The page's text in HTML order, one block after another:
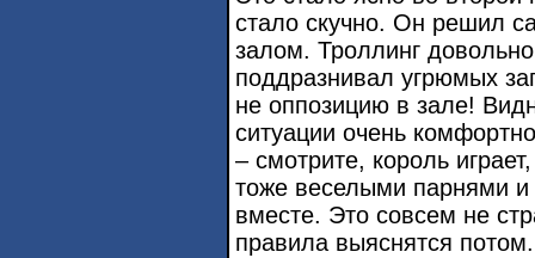
стало скучно. Он решил
залом. Троллинг
поддразнивал угрюмых
не оппозицию в зале!
ситуации очень
– смотрите, король
тоже веселыми парнями и
вместе. Это совсем не
правила выяснятся потом.